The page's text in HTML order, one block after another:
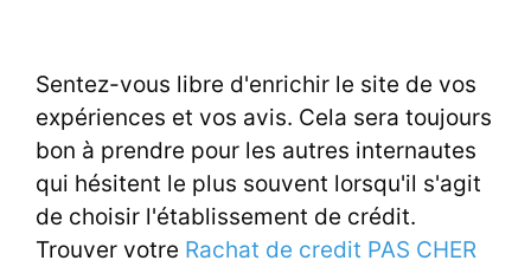
Sentez-vous libre d'enrichir le site de vos
expériences et vos avis. Cela sera toujours
bon à prendre pour les autres internautes
qui hésitent le plus souvent lorsqu'il s'agit
de choisir l'établissement de crédit.
Trouver votre Rachat de credit PAS CHER